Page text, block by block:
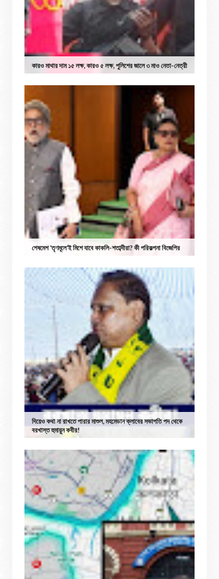
কারও মাথার দাম ১৫ লক্ষ, কারও ৫ লক্ষ, পুলিশের জালে ৩ মাও নেতা-নেত্রী
শেষমেশ ‘তৃণমূলে’ই মিশে যাবে কাকলি-শতাব্দীরা? কী পরিকল্পনা বিজেপির
দিয়েও কথা না রাখতে পারার মাশুল, মহমেডান ক্লাবের সভাপতি পদ থেকে
বরখাস্ত হুমায়ুন কবীর!